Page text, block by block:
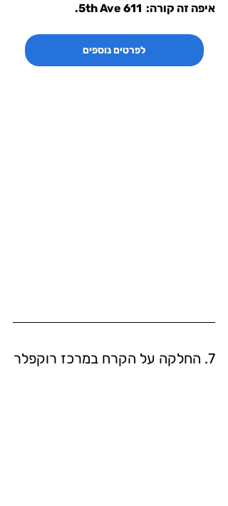
איפה זה קורה:  5th Ave 611.
לפרטים נוספים
7. החלקה על הקרח במרכז רוקפלר